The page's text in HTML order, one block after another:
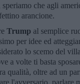
speriamo che agli
arancione.
Trump al semplice
per idee ed
lo scemo del
a volte ti basta
qualità, oltre ad un
l'avversario, parlare